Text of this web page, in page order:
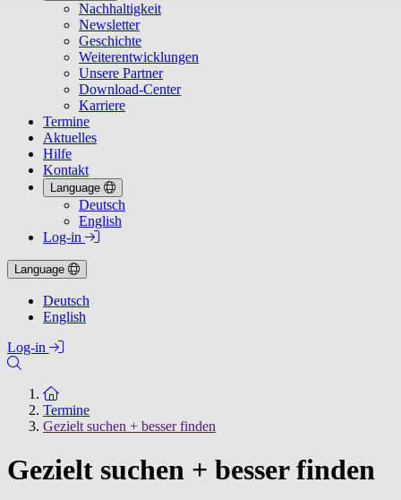
Nachhaltigkeit
Newsletter
Geschichte
Weiterentwicklungen
Unsere Partner
Download-Center
Karriere
Termine
Aktuelles
Hilfe
Kontakt
Language
Deutsch
English
Log-in
Language
Deutsch
English
Log-in
Zur Startseite
Termine
Gezielt suchen + besser finden
Gezielt suchen + besser finden